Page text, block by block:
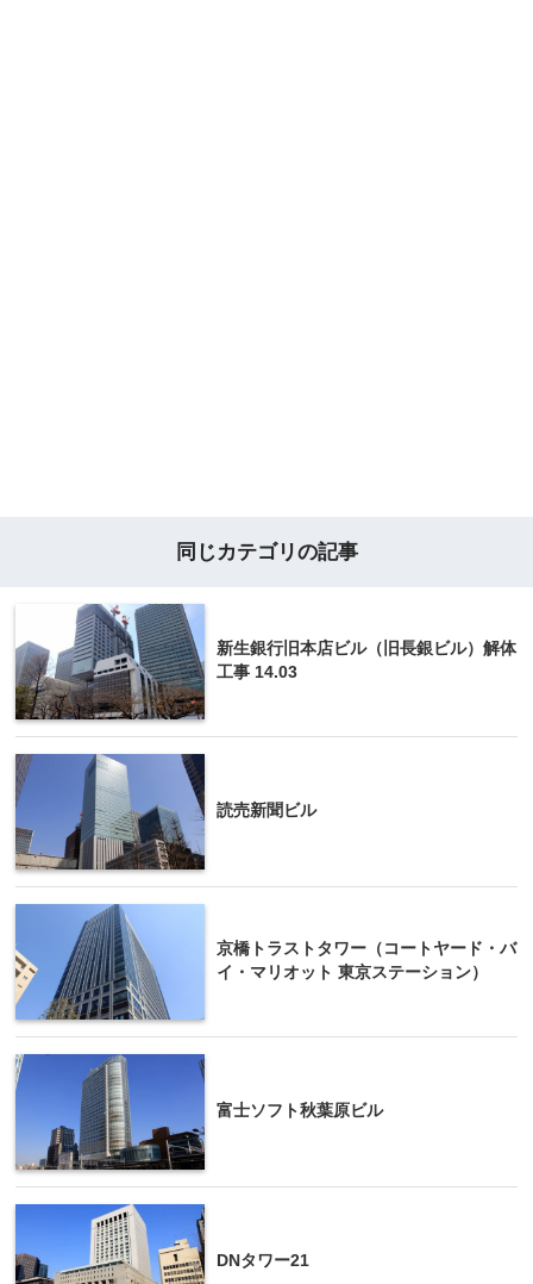
同じカテゴリの記事
新生銀行旧本店ビル（旧長銀ビル）解体
工事 14.03
読売新聞ビル
京橋トラストタワー（コートヤード・バ
イ・マリオット 東京ステーション）
富士ソフト秋葉原ビル
DNタワー21